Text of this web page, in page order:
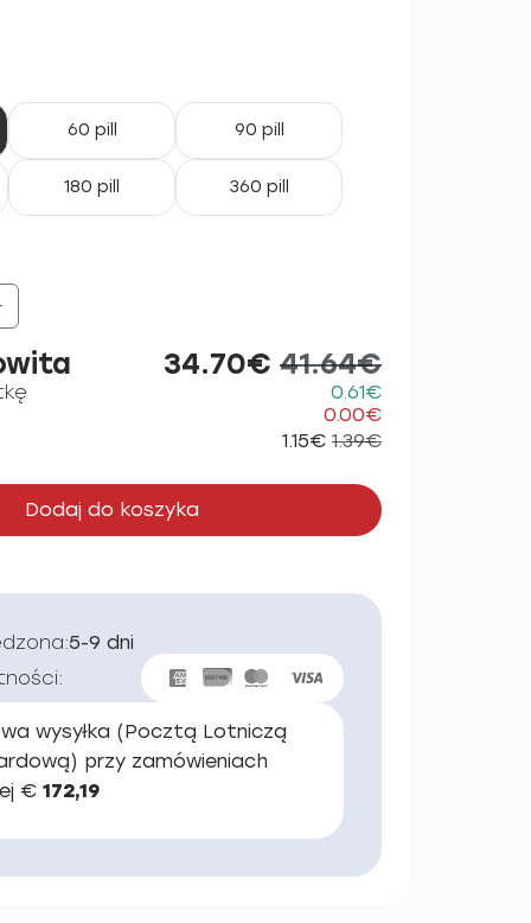
60 pill 90 pill
180 pill 360 pill
34.70€ 41.64€
0.61€
0.00€
1.15€ 1.39€
Dodaj do koszyka
5-9 dni
wysyłka (Pocztą Lotniczą
przy zamówieniach
€ 172,19